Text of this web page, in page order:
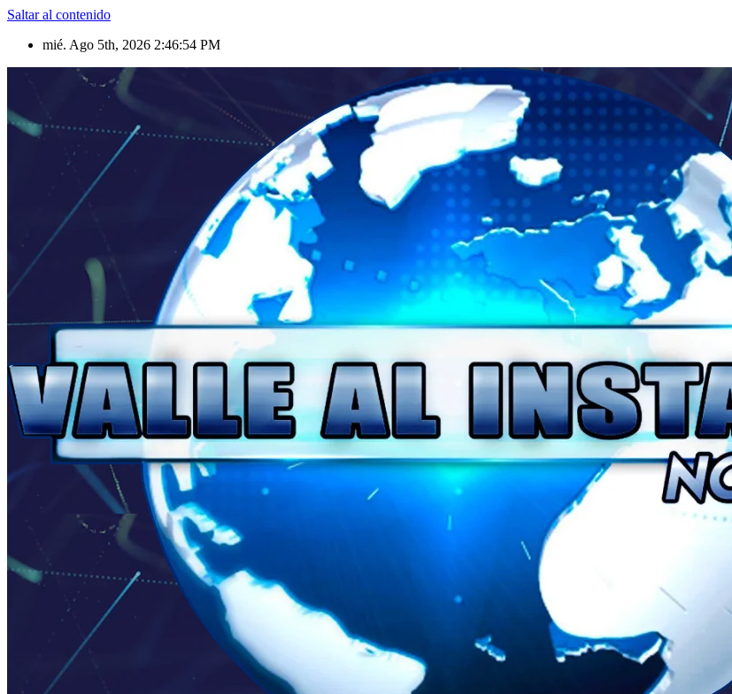
Saltar al contenido
mié. Ago 5th, 2026 2:46:56 PM